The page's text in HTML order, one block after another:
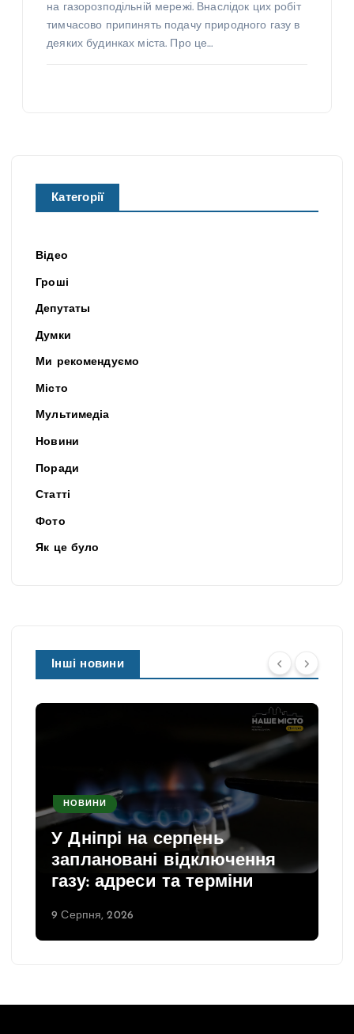
на газорозподільній мережі. Внаслідок цих робіт
тимчасово припинять подачу природного газу в
деяких будинках міста. Про це…
Категорії
Відео
Гроші
Депутаты
Думки
Ми рекомендуємо
Місто
Мультимедіа
Новини
Поради
Статті
Фото
Як це було
Інші новини
НОВИНИ
У Дніпрі на серпень
заплановані відключення
газу: адреси та терміни
9 Серпня, 2026